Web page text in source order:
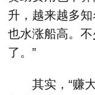
升，越来越多
也水涨船高。
了。”
其实，“赚